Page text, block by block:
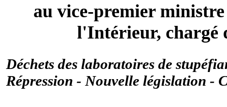
au vice-premier
l'Intérieur, chargé
Déchets des laboratoires de
Répression - Nouvelle législation -